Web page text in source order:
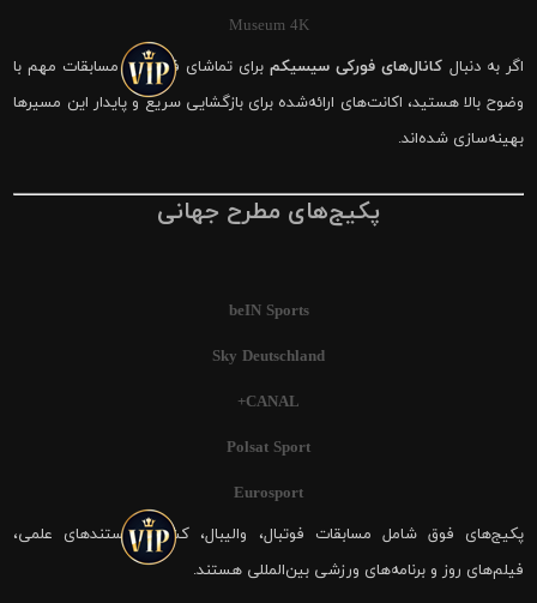
Museum 4K
اگر به دنبال کانال‌های فورکی سیسیکمبرای تماشای فوتبال و مسابقات مهم با
وضوح بالا هستید، اکانت‌های ارائه‌شده برای بازگشایی سریع و پایدار این مسیرها
بهینه‌سازی شده‌اند.
پکیج‌های مطرح جهانی
beIN Sports
Sky Deutschland
CANAL+
Polsat Sport
Eurosport
پکیج‌های فوق شامل مسابقات فوتبال، والیبال، کشتی، مستندهای علمی،
فیلم‌های روز و برنامه‌های ورزشی بین‌المللی هستند.